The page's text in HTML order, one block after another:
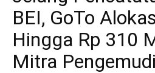
BEI, GoTo
Hingga Rp 310
Mitra Pengemudi